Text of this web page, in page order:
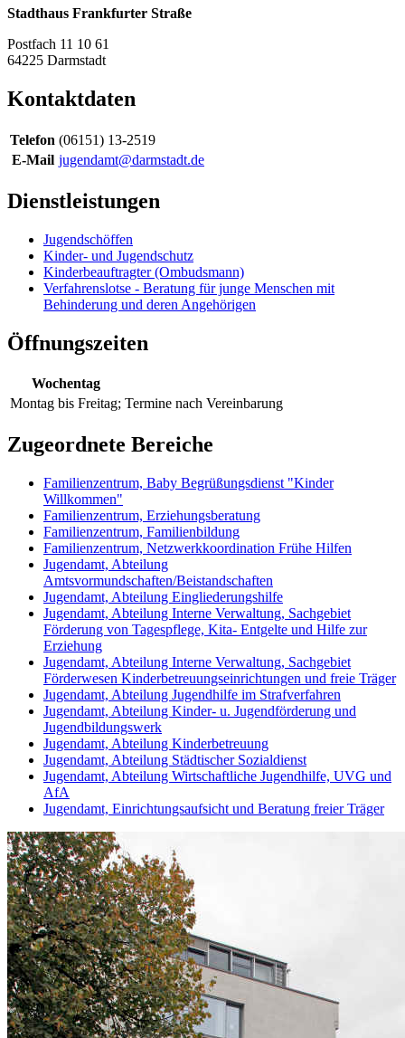
Stadthaus Frankfurter Straße
Postfach 11 10 61
64225 Darmstadt
Kontaktdaten
Telefon (06151) 13-2519
E-Mail jugendamt@darmstadt.de
Dienstleistungen
Jugendschöffen
Kinder- und Jugendschutz
Kinderbeauftragter (Ombudsmann)
Verfahrenslotse - Beratung für junge Menschen mit
Behinderung und deren Angehörigen
Öffnungszeiten
Wochentag
Montag bis Freitag; Termine nach Vereinbarung
Zugeordnete Bereiche
Familienzentrum, Baby Begrüßungsdienst "Kinder
Willkommen"
Familienzentrum, Erziehungsberatung
Familienzentrum, Familienbildung
Familienzentrum, Netzwerkkoordination Frühe Hilfen
Jugendamt, Abteilung
Amtsvormundschaften/Beistandschaften
Jugendamt, Abteilung Eingliederungshilfe
Jugendamt, Abteilung Interne Verwaltung, Sachgebiet
Förderung von Tagespflege, Kita- Entgelte und Hilfe zur
Erziehung
Jugendamt, Abteilung Interne Verwaltung, Sachgebiet
Förderwesen Kinderbetreuungseinrichtungen und freie Träger
Jugendamt, Abteilung Jugendhilfe im Strafverfahren
Jugendamt, Abteilung Kinder- u. Jugendförderung und
Jugendbildungswerk
Jugendamt, Abteilung Kinderbetreuung
Jugendamt, Abteilung Städtischer Sozialdienst
Jugendamt, Abteilung Wirtschaftliche Jugendhilfe, UVG und
AfA
Jugendamt, Einrichtungsaufsicht und Beratung freier Träger